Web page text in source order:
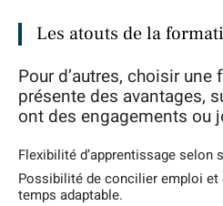
Les atouts de la
Pour d’autres, choisir
présente des avantages,
ont des engagements ou
Flexibilité d’apprentissage selon
Possibilité de concilier emploi et
temps adaptable.